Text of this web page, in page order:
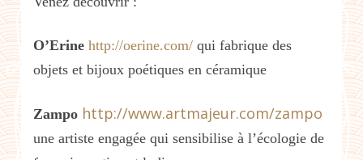
O’Erine http://oerine.com/ qui fabrique des
objets et bijoux poétiques en céramique
Zampo http://www.artmajeur.com/zampo
une artiste engagée qui sensibilise à l’écologie de